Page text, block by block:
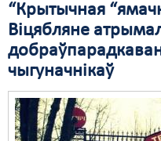
“Крытычная
Віцябляне
чыгуначнікаў